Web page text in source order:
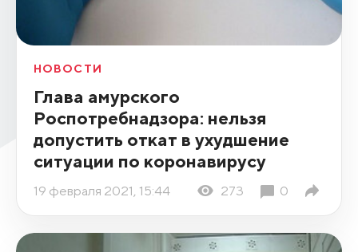
НОВОСТИ
Глава амурского
Роспотребнадзора: нельзя
допустить откат в ухудшение
ситуации по коронавирусу
19 февраля 2021, 15:44 273 0